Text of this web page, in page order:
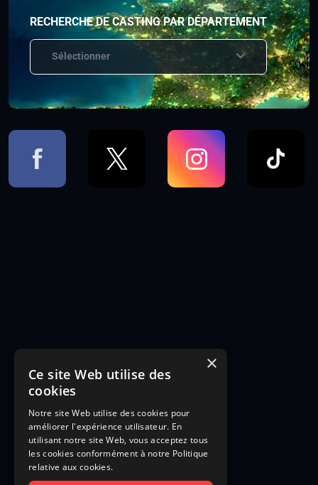
RECHERCHE DE CASTING PAR DÉPARTEMENT
Sélectionner
×
Ce site Web utilise des
cookies
Notre site Web utilise des cookies pour
améliorer l'expérience utilisateur. En
utilisant notre site Web, vous acceptez tous
les cookies conformément à notre Politique
relative aux cookies.